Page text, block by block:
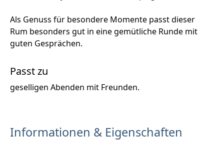
Als Genuss für besondere Momente passt dieser
Rum besonders gut in eine gemütliche Runde mit
guten Gesprächen.
Passt zu
geselligen Abenden mit Freunden.
Informationen & Eigenschaften